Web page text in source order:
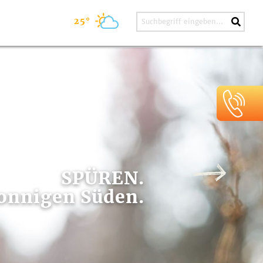
25°
SPÜREN.
Süden.